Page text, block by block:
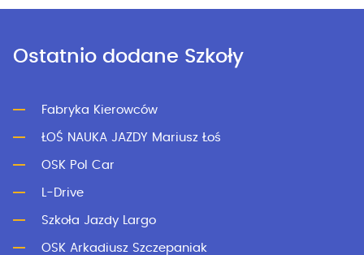
Ostatnio dodane Szkoły
Fabryka Kierowców
ŁOŚ NAUKA JAZDY Mariusz Łoś
OSK Pol Car
L-Drive
Szkoła Jazdy Largo
OSK Arkadiusz Szczepaniak